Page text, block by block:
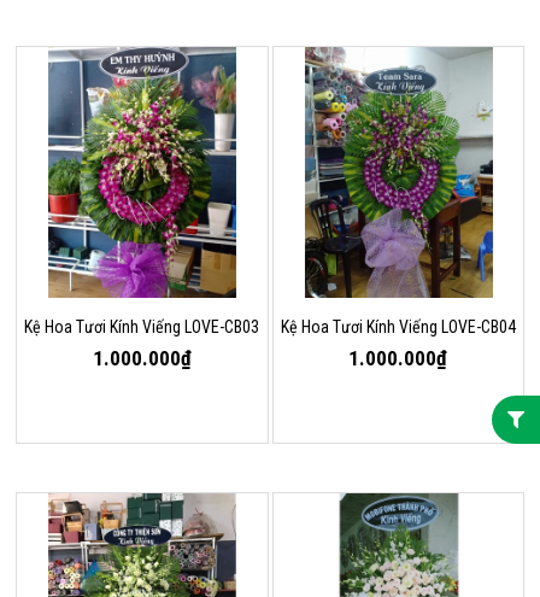
Kệ Hoa Tươi Kính Viếng LOVE-CB03
1.000.000₫
Kệ Hoa Tươi Kính Viếng LOVE-CB04
1.000.000₫